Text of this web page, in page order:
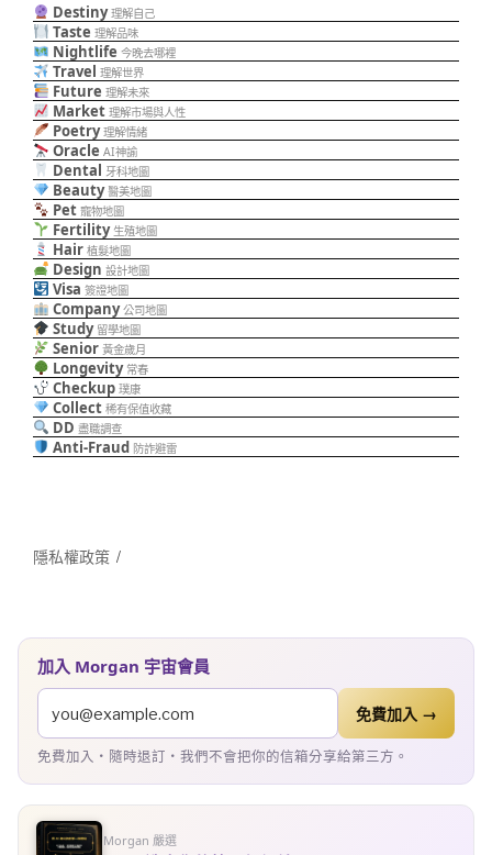
Destiny 理解自己
Taste 理解品味
Nightlife 今晚去哪裡
Travel 理解世界
Future 理解未來
Market 理解市場與人性
Poetry 理解情緒
Oracle AI神諭
Dental 牙科地圖
Beauty 醫美地圖
Pet 寵物地圖
Fertility 生殖地圖
Hair 植髮地圖
Design 設計地圖
Visa 簽證地圖
Company 公司地圖
Study 留學地圖
Senior 黃金歲月
Longevity 常春
Checkup 璞康
Collect 稀有保值收藏
DD 盡職調查
Anti-Fraud 防詐避雷
隱私權政策
加入 Morgan 宇宙會員
免費加入 →
免費加入・隨時退訂・我們不會把你的信箱分享給第三方。
Morgan 嚴選